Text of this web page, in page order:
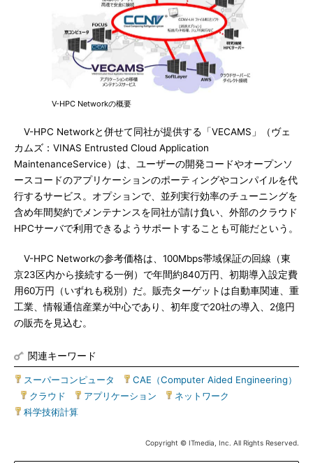
V-HPC Networkの概要
V-HPC Networkと併せて同社が提供する「VECAMS」（ヴェ
カムズ：VINAS Entrusted Cloud Application
MaintenanceService）は、ユーザーの開発コードやオープンソ
ースコードのアプリケーションのポーティングやコンパイルを代
行するサービス。オプションで、並列実行効率のチューニングを
含め年間契約でメンテナンスを同社が請け負い、外部のクラウド
HPCサーバで利用できるようサポートすることも可能だという。
V-HPC Networkの参考価格は、100Mbps帯域保証の回線（東
京23区内から接続する一例）で年間約840万円、初期導入設定費
用60万円（いずれも税別）だ。販売ターゲットは自動車関連、重
工業、情報通信産業が中心であり、初年度で20社の導入、2億円
の販売を見込む。
関連キーワード
スーパーコンピュータ
CAE（Computer Aided Engineering）
クラウド アプリケーション ネットワーク
科学技術計算
Copyright © ITmedia, Inc. All Rights Reserved.